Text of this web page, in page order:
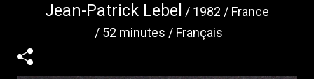
Jean-Patrick Lebel 1982
France
52 minutes
Français